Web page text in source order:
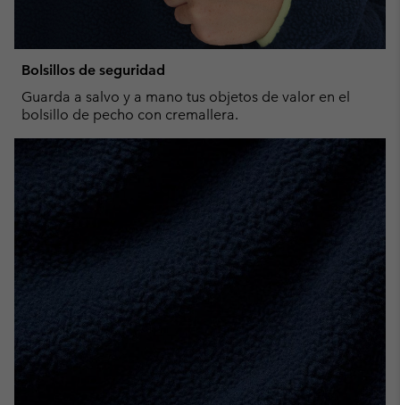
Bolsillos de seguridad
Guarda a salvo y a mano tus objetos de valor en el
bolsillo de pecho con cremallera.